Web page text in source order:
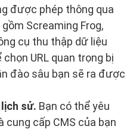
được phép thông qua
Screaming Frog,
cụ thu thập dữ liệu
URL quan trọng bị
đào sâu bạn sẽ ra được
sử. Bạn có thể yêu
cung cấp CMS của bạn